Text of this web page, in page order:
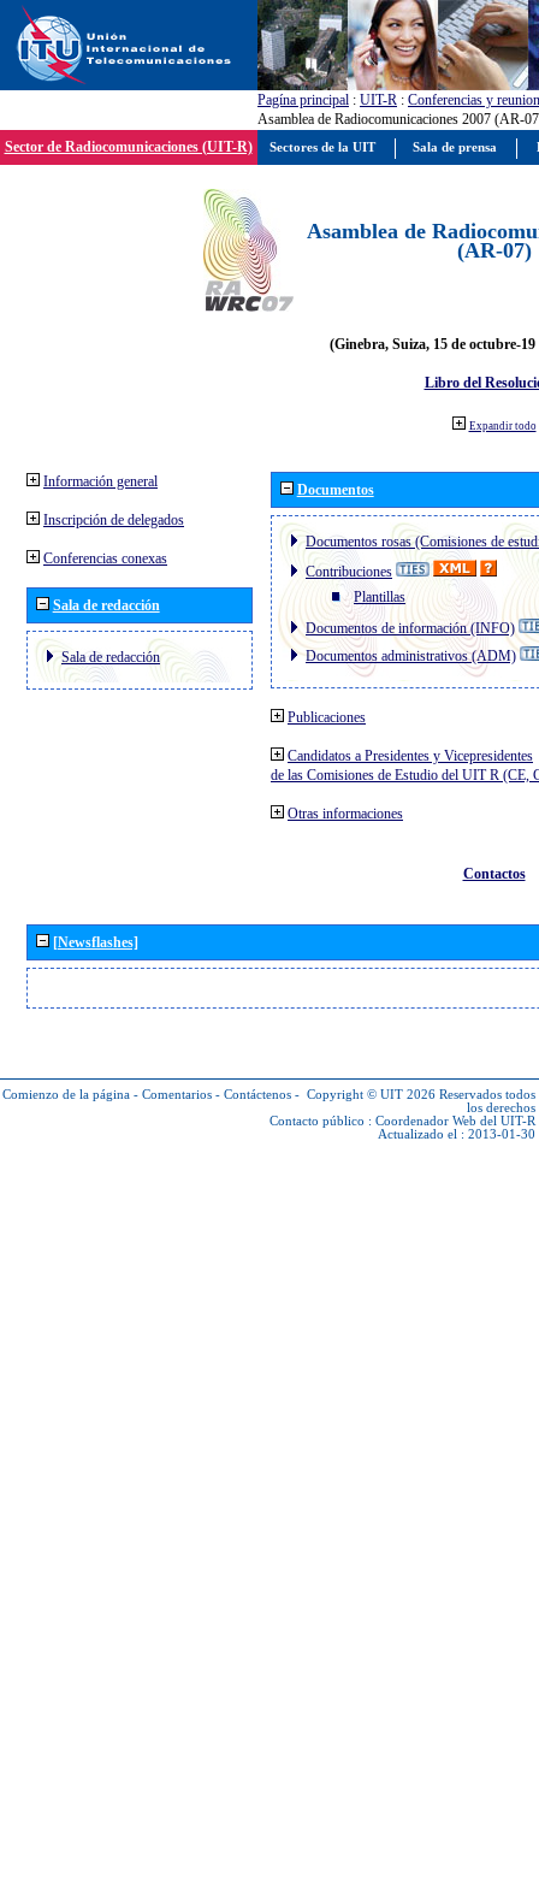
Pagína principal : UIT-R : Conferencias y
Asamblea de Radiocomunicaciones 2007 (AR-
Sector de Radiocomunicaciones (UIT-R)
Asamblea de
(AR-07)
(Ginebra, Suiza, 15 de octubre-19
Libro del
Expandir todo
Información general
Inscripción de delegados
Conferencias conexas
Sala de redacción
Sala de redacción
Documentos
Documentos rosas (Comisiones de
Contribuciones
Plantillas
Documentos de información (INFO)
Documentos administrativos (ADM)
Publicaciones
Candidatos a Presidentes y Vicepresidentes
de las Comisiones de Estudio del UIT R (CE,
Otras informaciones
Contactos
[Newsflashes]
Comienzo de la página - Comentarios - Contáctenos - Copyright © UIT 2026 Reservados todos
los derechos
Contacto público : Coordenador Web del UIT-R
Actualizado el : 2013-01-30
Sectores de la UIT Sala de prensa